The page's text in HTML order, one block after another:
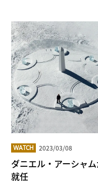
WATCH 2023/03/08
ダニエル・アーシャ
就任